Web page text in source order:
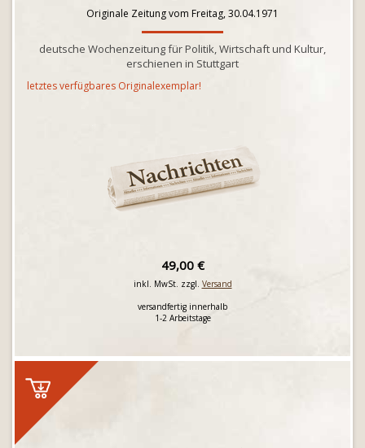
Originale Zeitung vom Freitag, 30.04.1971
deutsche Wochenzeitung für Politik, Wirtschaft und Kultur,
erschienen in Stuttgart
letztes verfügbares Originalexemplar!
49,00 €
inkl. MwSt. zzgl. Versand
versandfertig innerhalb
1-2 Arbeitstage